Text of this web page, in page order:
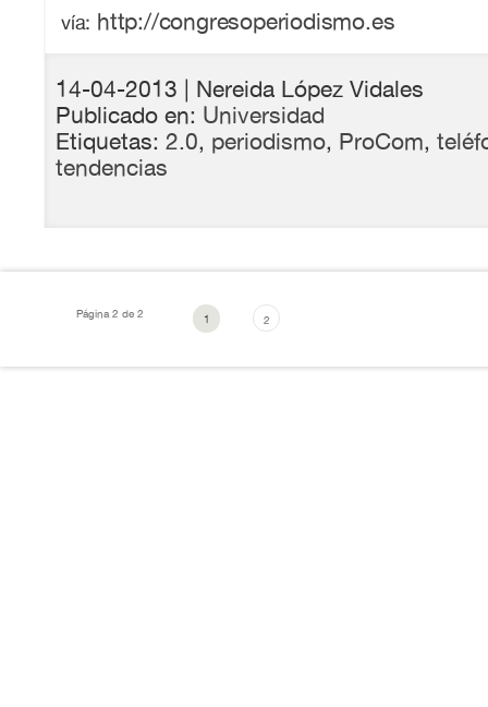
vía: http://congresoperiodismo.es
14-04-2013 | Nereida López Vidales
Publicado en: Universidad
Etiquetas: 2.0, periodismo, ProCom,
tendencias
Página 2 de 2 1 2